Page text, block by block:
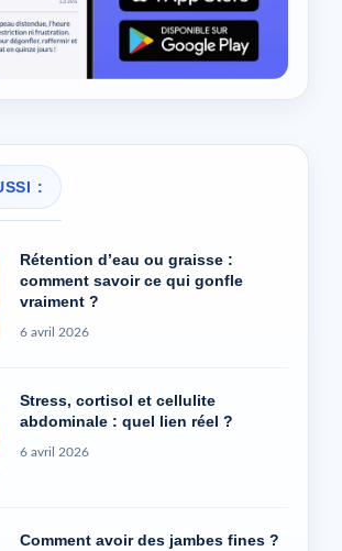
:
Rétention d’eau ou graisse :
comment savoir ce qui gonfle
vraiment ?
6 avril 2026
Stress, cortisol et cellulite
abdominale : quel lien réel ?
6 avril 2026
Comment avoir des jambes fines ?